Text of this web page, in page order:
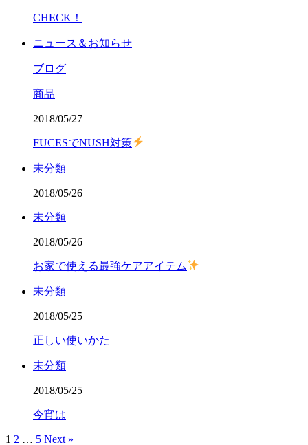
CHECK！
ニュース＆お知らせ
ブログ
商品
2018/05/27
FUCESでNUSH対策
未分類
2018/05/26
未分類
2018/05/26
お家で使える最強ケアアイテム
未分類
2018/05/25
正しい使いかた
未分類
2018/05/25
今宵は
1 2 … 5 Next »